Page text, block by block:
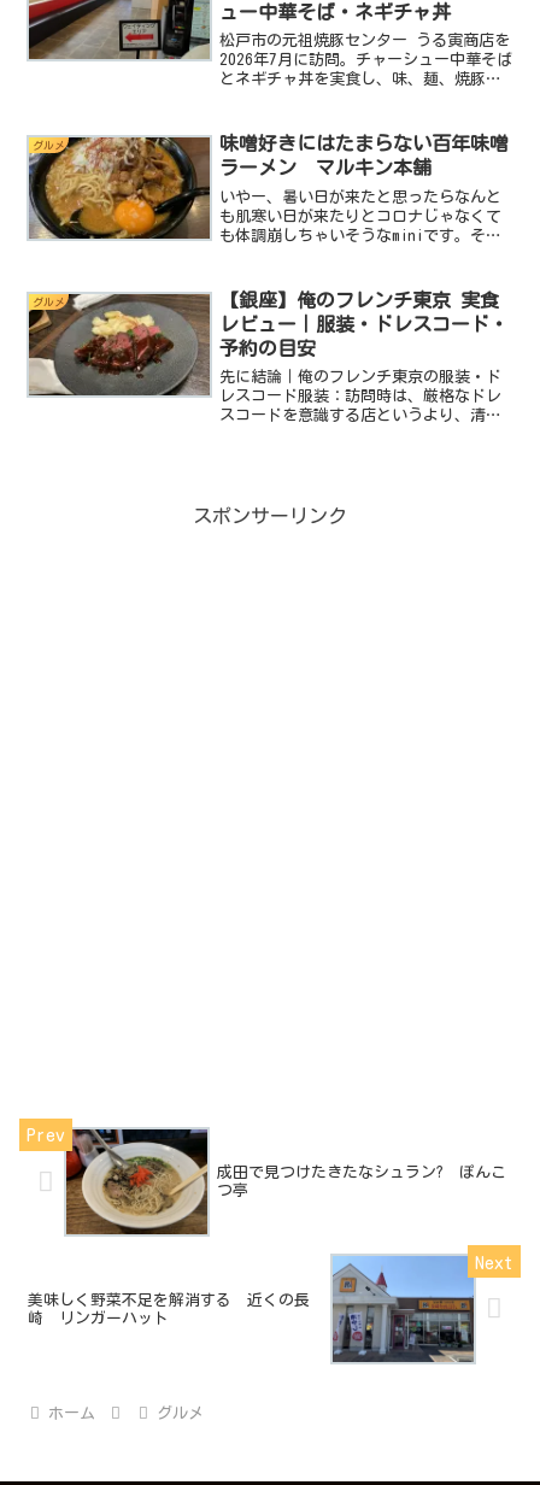
ュー中華そば・ネギチャ丼
松戸市の元祖焼豚センター うる寅商店を
2026年7月に訪問。チャーシュー中華そば
とネギチャ丼を実食し、味、麺、焼豚、
グルメ
味噌好きにはたまらない百年味噌
ラーメン マルキン本舗
いやー、暑い日が来たと思ったらなんと
も肌寒い日が来たりとコロナじゃなくて
も体調崩しちゃいそうなminiです。そう
ン専門店のマルキン本舗さんへ突撃しま
す。基本データ店名：...
グルメ
【銀座】俺のフレンチ東京 実食
レビュー｜服装・ドレスコード・
予約の目安
先に結論｜俺のフレンチ東京の服装・ド
レスコード服装：訪問時は、厳格なドレ
スコードを意識する店というより、清潔
スポンサーリンク
成田で見つけたきたなシュラン? ぽんこ
つ亭
美味しく野菜不足を解消する 近くの長
崎 リンガーハット
ホーム グルメ